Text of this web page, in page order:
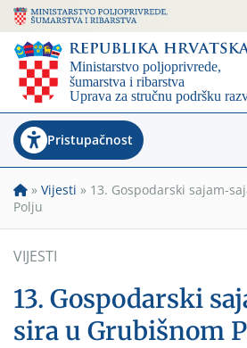
Pristupačnost
» Vijesti » 13. Gospodarski sajam-
Polju
VIJESTI
13. Gospodarski
sira u Grubišnom